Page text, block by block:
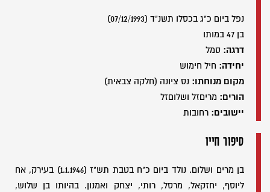
נפל ביום כ"ג בכסלו תשנ"ד (07/12/1993)
בן 47 במותו
דרגה: סמל
יחידה: חיל חימוש
מקום מנוחתו: נס ציונה (חלקה צבאית)
הורים: מריםזל ושלוםזל
יישובים: רחובות
סיפור חייו
בן מרים ושלום. נולד ביום כ"ח בטבת תש"ז (1.1.1946) בעירק, אח
ליוסף, יחזקאל, מרסל, רותי, יצחק ואמנון. בהיותו בן שלוש,